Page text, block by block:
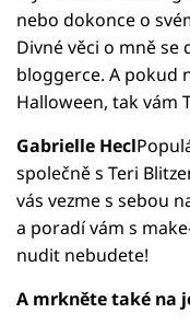
nebo dokonce o
Divné věci o mně se
bloggerce. A pokud
Halloween, tak vám
Gabrielle Hecl
společně s Teri
vás vezme s sebou
a poradí vám s
nudit nebudete!
A mrkněte také na